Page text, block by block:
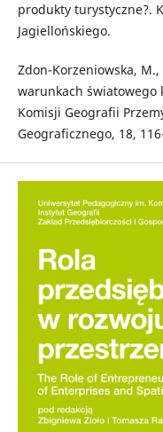
produkty turystyczne?.
Jagiellońskiego.
Zdon-Korzeniowska, M.,
warunkach światowego
Komisji Geografii
Geograficznego, 18,